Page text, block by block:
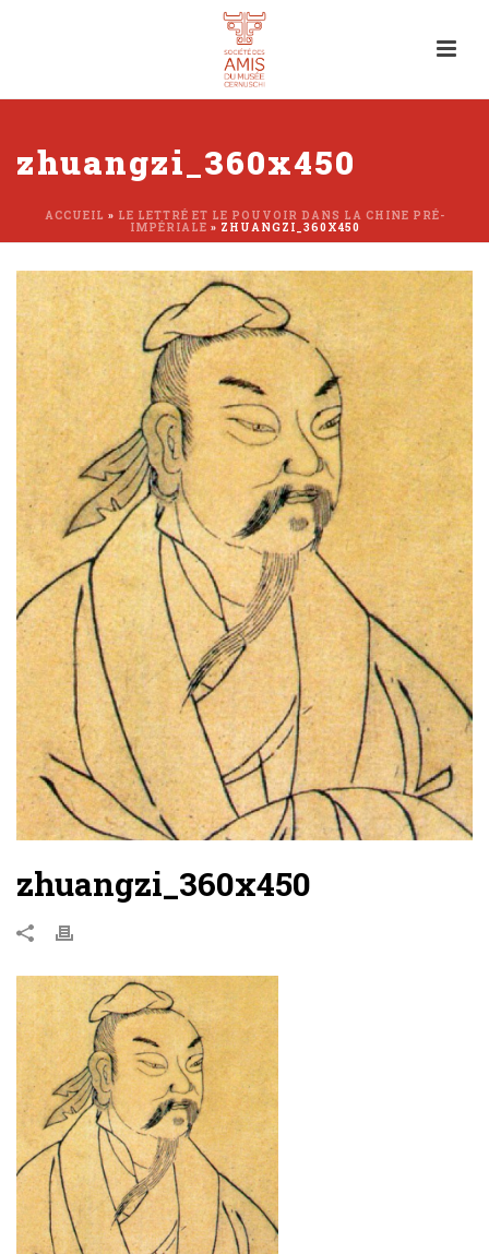
zhuangzi_360x450
ACCUEIL » LE LETTRÉ ET LE POUVOIR DANS LA CHINE PRÉ-
IMPÉRIALE » ZHUANGZI_360X450
zhuangzi_360x450